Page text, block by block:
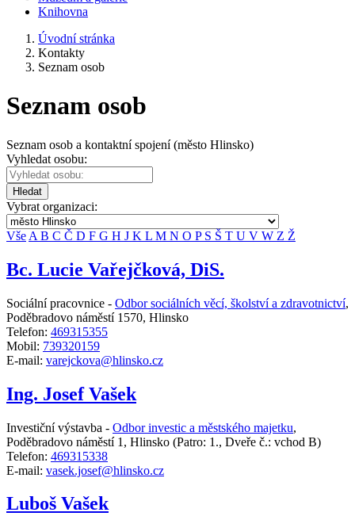
Knihovna
Úvodní stránka
Kontakty
Seznam osob
Seznam osob
Seznam osob a kontaktní spojení (město Hlinsko)
Vyhledat osobu:
Hledat
Vybrat organizaci:
Vše A B C Č D F G H J K L M N O P S Š T U V W Z Ž
Bc. Lucie Vařejčková, DiS.
Sociální pracovnice - Odbor sociálních věcí, školství a zdravotnictví,
Poděbradovo náměstí 1570, Hlinsko
Telefon: 469315355
Mobil: 739320159
E-mail: varejckova@hlinsko.cz
Ing. Josef Vašek
Investiční výstavba - Odbor investic a městského majetku,
Poděbradovo náměstí 1, Hlinsko (Patro: 1., Dveře č.: vchod B)
Telefon: 469315338
E-mail: vasek.josef@hlinsko.cz
Luboš Vašek